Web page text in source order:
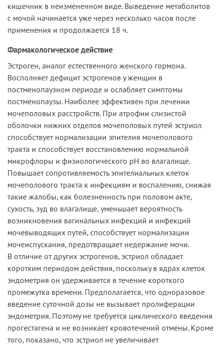
кишечник в неизмененном виде. Выведение метаболитов
с мочой начинается уже через несколько часов после
применения и продолжается 18 ч.
Фармакологическое действие
Эстроген, аналог естественного женского гормона.
Восполняет дефицит эстрогенов у женщин в
постменопаузном периоде и ослабляет симптомы
постменопаузы. Наиболее эффективен при лечении
мочеполовых расстройств. При атрофии слизистой
оболочки нижних отделов мочеполовых путей эстриол
способствует нормализации эпителия мочеполового
тракта и способствует восстановлению нормальной
микрофлоры и физиологического рН во влагалище.
Повышает сопротивляемость эпителиальных клеток
мочеполового тракта к инфекциям и воспалению, снижая
такие жалобы, как болезненность при половом акте,
сухость, зуд во влагалище, уменьшает вероятность
возникновения вагинальных инфекций и инфекций
мочевыводящих путей, способствует нормализации
мочеиспускания, предотвращает недержание мочи.
В отличие от других эстрогенов, эстриол обладает
коротким периодом действия, поскольку в ядрах клеток
эндометрия он удерживается в течение короткого
промежутка времени. Предполагается, что одноразовое
введение суточной дозы не вызывает пролиферации
эндометрия. Поэтому не требуется циклического введения
прогестагена и не возникает кровотечений отмены. Кроме
того, показано, что эстриол не увеличивает